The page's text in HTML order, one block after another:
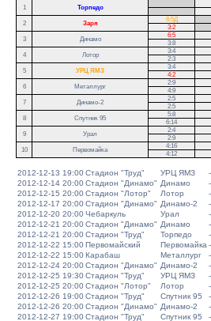
1
Торпедо
2
Заря
6:5Д
3:2
3
Динамо
6:5
3:8
4
Лотор
3:4
2:3
5
УРЦ ЯМЗ
3:4
4:2
6
Металлург
2:9
4:9
7
Динамо-2
2:5
2:5
8
Спутник 95
5:8
6:14
9
Урал
2:4
2:9
10
Первомайка
4:16
4:12
2012-12-13 19:00Стадион "Труд" УРЦ ЯМЗ -
2012-12-14 20:00Стадион "Динамо" Динамо -
2012-12-15 20:00Стадион "Лотор" Лотор -
2012-12-17 20:00Стадион "Динамо" Динамо-2 -
2012-12-20 20:00Чебаркуль Урал -
2012-12-21 20:00Стадион "Динамо" Динамо -
2012-12-21 20:00Стадион "Труд" Торпедо -
2012-12-22 15:00Первомайский Первомайка -
2012-12-22 15:00Карабаш Металлург -
2012-12-24 20:00Стадион "Динамо" Динамо-2 -
2012-12-25 19:30Стадион "Труд" УРЦ ЯМЗ -
2012-12-25 20:00Стадион "Лотор" Лотор -
2012-12-26 19:00Стадион "Труд" Спутник 95 -
2012-12-26 20:00Стадион "Динамо" Динамо-2 -
2012-12-27 19:00Стадион "Труд" Спутник 95 -